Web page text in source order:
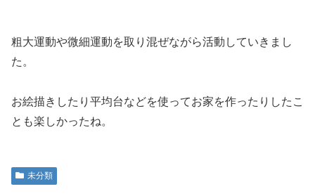
粗大運動や微細運動を取り混ぜながら活動していきまし
た。
お絵描きしたり平均台などを使ってお家を作ったりしたこ
とも楽しかったね。
未分類